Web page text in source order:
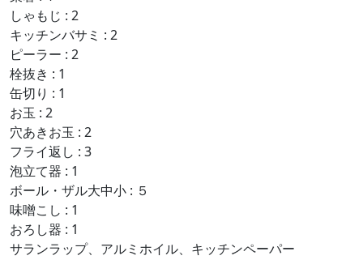
しゃもじ : 2
キッチンバサミ : 2
ピーラー : 2
栓抜き : 1
缶切り : 1
お玉 : 2
穴あきお玉 : 2
フライ返し : 3
泡立て器 : 1
ボール・ザル大中小 : ５
味噌こし : 1
おろし器 : 1
サランラップ、アルミホイル、キッチンペーパー